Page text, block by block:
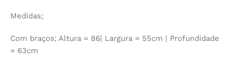
Medidas;
Com braços; Altura = 86| Largura = 55cm | Profundidade
= 63cm